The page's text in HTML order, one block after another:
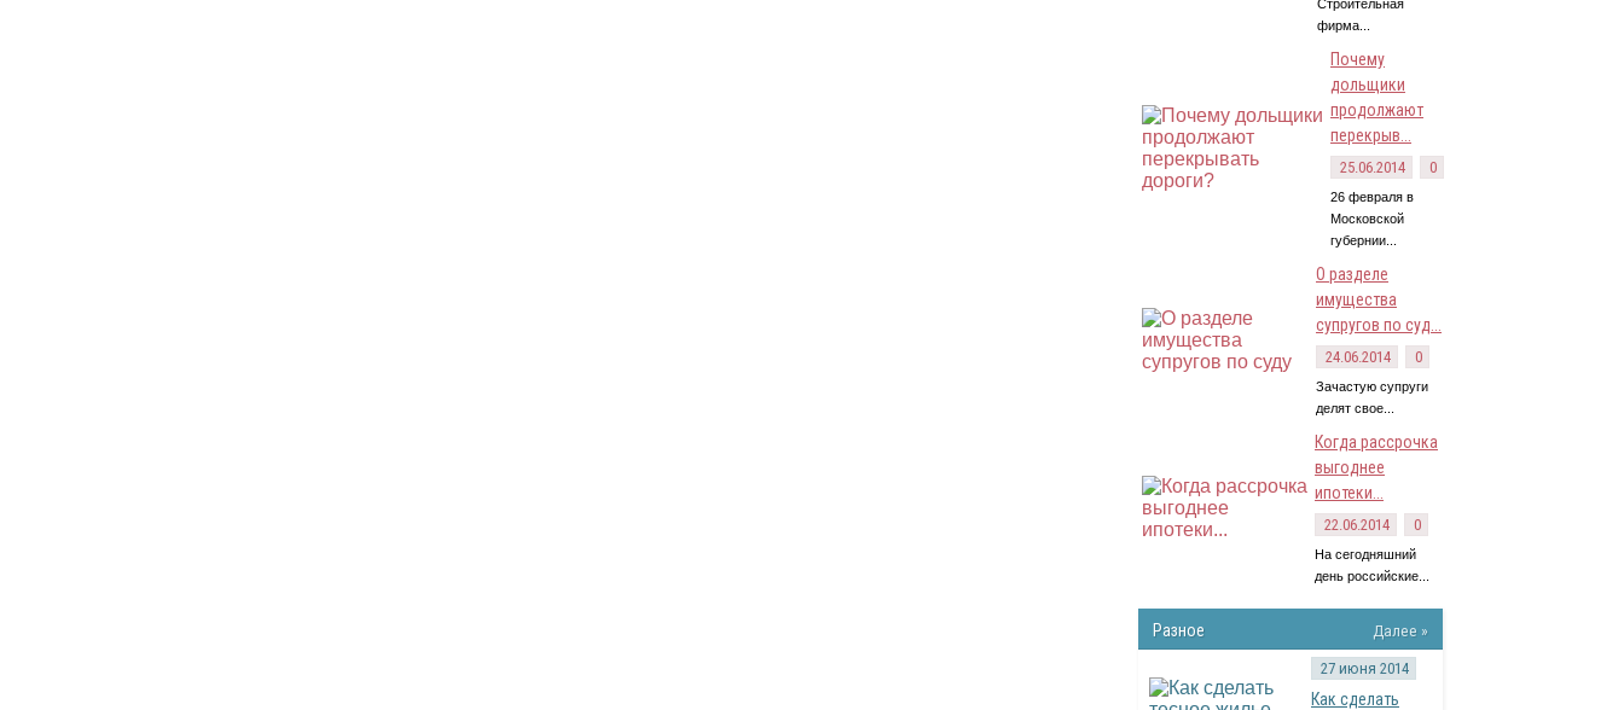
Строительная
фирма...
Почему
дольщики
продолжают
перекрыв...
25.06.2014 0
26 февраля в
Московской
губернии...
О разделе
имущества
супругов по суд...
24.06.2014 0
Зачастую супруги
делят свое...
Когда рассрочка
выгоднее
ипотеки...
22.06.2014 0
На сегодняшний
день российские...
Разное Далее »
27 июня 2014
Как сделать